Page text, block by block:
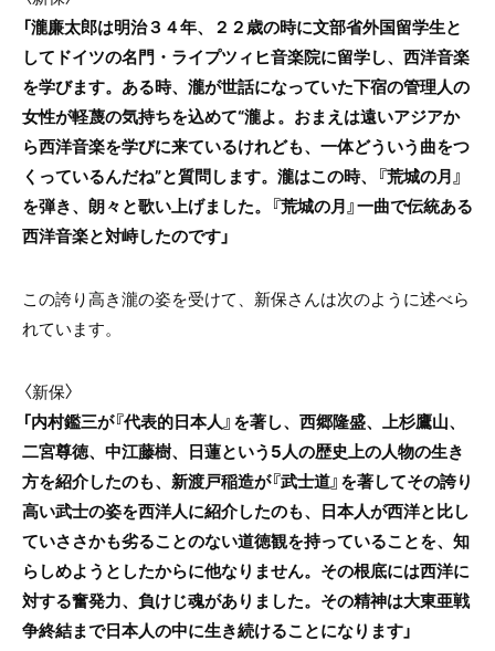
「瀧廉太郎は明治３４年、２２歳の時に文部省外国留学生と
してドイツの名門・ライプツィヒ音楽院に留学し、西洋音楽
を学びます。ある時、瀧が世話になっていた下宿の管理人の
女性が軽蔑の気持ちを込めて“瀧よ。おまえは遠いアジアか
ら西洋音楽を学びに来ているけれども、一体どういう曲をつ
くっているんだね”と質問します。瀧はこの時、『荒城の月』
を弾き、朗々と歌い上げました。『荒城の月』一曲で伝統ある
西洋音楽と対峙したのです」
この誇り高き瀧の姿を受けて、新保さんは次のように述べら
れています。
〈新保〉
「内村鑑三が『代表的日本人』を著し、西郷隆盛、上杉鷹山、
二宮尊徳、中江藤樹、日蓮という5人の歴史上の人物の生き
方を紹介したのも、新渡戸稲造が『武士道』を著してその誇り
高い武士の姿を西洋人に紹介したのも、日本人が西洋と比し
ていささかも劣ることのない道徳観を持っていることを、知
らしめようとしたからに他なりません。その根底には西洋に
対する奮発力、負けじ魂がありました。その精神は大東亜戦
争終結まで日本人の中に生き続けることになります」